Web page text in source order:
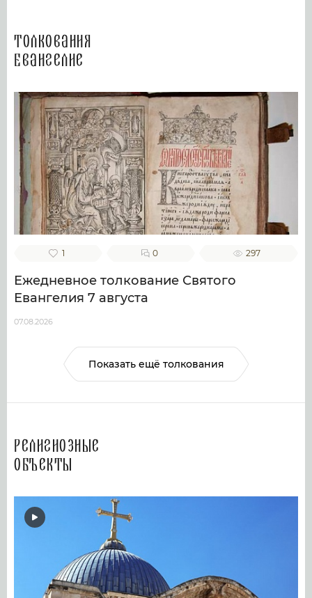
Толкования
Евангелие
1 0 297
Ежедневное толкование Святого
Евангелия 7 августа
07.08.2026
Показать ещё толкования
Религиозные
объекты